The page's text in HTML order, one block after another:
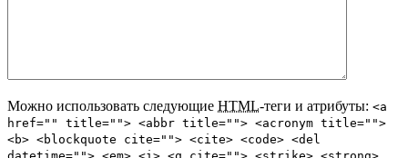
Можно использовать следующие HTML-теги и атрибуты: <a
href="" title=""> <abbr title=""> <acronym title="">
<b> <blockquote cite=""> <cite> <code> <del